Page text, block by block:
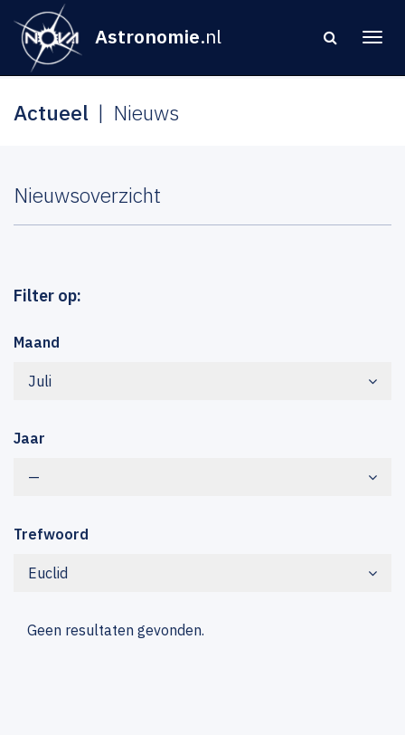
Astronomie.nl
Actueel Nieuws
Nieuwsoverzicht
Filter op:
Maand
Juli
Jaar
—
Trefwoord
Euclid
Geen resultaten gevonden.